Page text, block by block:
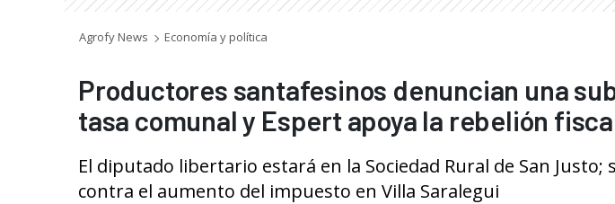
Agrofy News Economía y política
Productores santafesinos denuncian una
tasa comunal y Espert apoya la rebelión
El diputado libertario estará en la Sociedad Rural de San Justo;
contra el aumento del impuesto en Villa Saralegui